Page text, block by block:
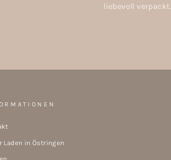
liebevoll verpackt.
Laden in Östringen